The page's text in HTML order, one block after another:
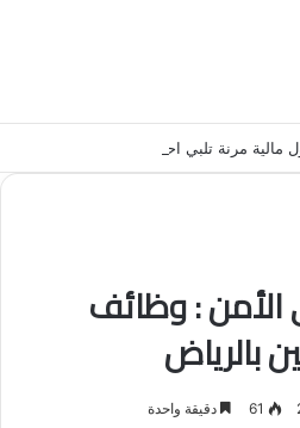
: وظائف
بالرياض
61 دقيقة واحدة